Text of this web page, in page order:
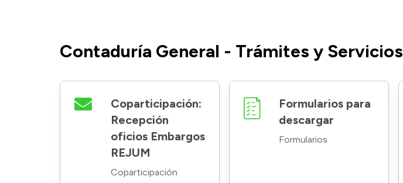
Contaduría General - Trámites y Servicios
Coparticipación:
Recepción
oficios Embargos
REJUM
Coparticipación
Formularios para
descargar
Formularios